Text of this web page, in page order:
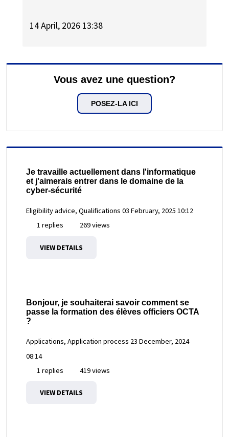
14 April, 2026 13:38
Vous avez une question?
POSEZ-LA ICI
Je travaille actuellement dans l'informatique
et j'aimerais entrer dans le domaine de la
cyber-sécurité
Eligibility advice, Qualifications 03 February, 2025 10:12
1 replies
269 views
VIEW DETAILS
Bonjour, je souhaiterai savoir comment se
passe la formation des élèves officiers OCTA
?
Applications, Application process 23 December, 2024
08:14
1 replies
419 views
VIEW DETAILS